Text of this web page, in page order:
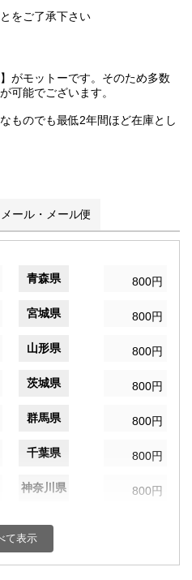
をご了承下さい
がモットーです。そのため多数
可能でございます。
ものでも最低2年間ほど在庫とし
ール・メール便
青森県 800円
宮城県 800円
山形県 800円
茨城県 800円
群馬県 800円
千葉県 800円
神奈川県 800円
富山県
て表示